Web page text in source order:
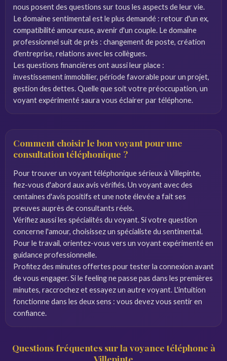
nous posent des questions sur tous les aspects de leur vie.
Le domaine sentimental est le plus demandé : retour d'un ex,
compatibilité amoureuse, avenir d'un couple. Le domaine
professionnel suit de près : changement de poste, création
d'entreprise, relations avec les collègues.
Les questions financières ont aussi leur place :
investissement immobilier, période favorable pour un projet,
gestion des dettes. Quelle que soit votre préoccupation, un
voyant expérimenté saura vous éclairer par téléphone.
Comment choisir le bon voyant pour une
consultation téléphonique ?
Pour trouver un voyant téléphonique sérieux à Villepinte,
fiez-vous d'abord aux avis vérifiés. Un voyant avec des
centaines d'avis positifs et une note élevée a fait ses
preuves auprès de consultants réels.
Vérifiez aussi les spécialités du voyant. Si votre question
concerne l'amour, choisissez un spécialiste du sentimental.
Pour le travail, orientez-vous vers un voyant expérimenté en
guidance professionnelle.
Profitez des minutes offertes pour tester la connexion avant
de vous engager. Si le feeling ne passe pas dans les premières
minutes, raccrochez et essayez un autre voyant. L'intuition
fonctionne dans les deux sens : vous devez vous sentir en
confiance.
Questions fréquentes sur la voyance téléphone à